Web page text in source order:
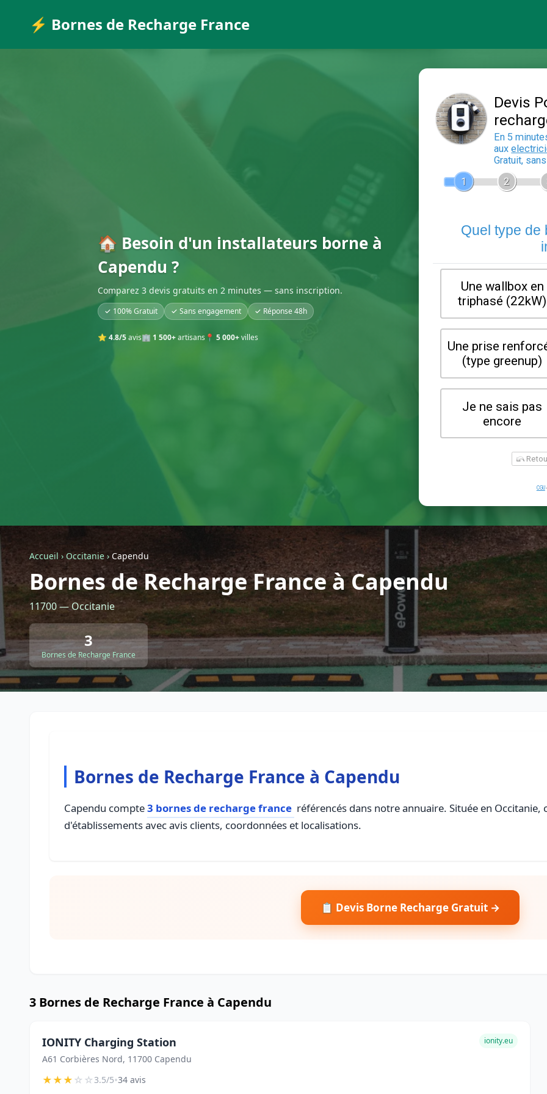
⚡ Bornes de Recharge France
🏠 Besoin d'un installateurs borne à
Capendu ?
Comparez 3 devis gratuits en 2 minutes — sans inscription.
✓ 100% Gratuit ✓ Sans engagement ✓ Réponse 48h
⭐ 4.8/5avis🏢 1 500+artisans 📍 5 000+villes
Accueil › Occitanie › Capendu
Bornes de Recharge France à Capendu
11700 — Occitanie
3
Bornes de Recharge France
Bornes de Recharge France à Capendu
Capendu compte3 bornes de recharge france référencés dans notre annuaire. Située en
d'établissements avec avis clients, coordonnées et localisations.
📋 Devis Borne Recharge Gratuit →
3 Bornes de Recharge France à Capendu
IONITY Charging Station
A61 Corbières Nord, 11700 Capendu
ionity.eu
★★★☆☆3.5/5•34 avis